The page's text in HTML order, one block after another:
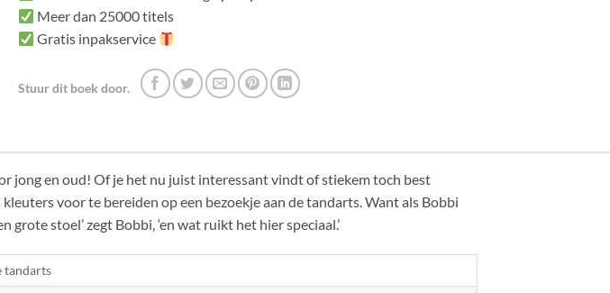
Meer dan 25000 titels
Gratis inpakservice
Stuur dit boek door.
jong en oud! Of je het nu juist interessant vindt of stiekem toch best
voor te bereiden op een bezoekje aan de tandarts. Want als Bobbi
grote stoel’ zegt Bobbi, ‘en wat ruikt het hier speciaal.’
tandarts